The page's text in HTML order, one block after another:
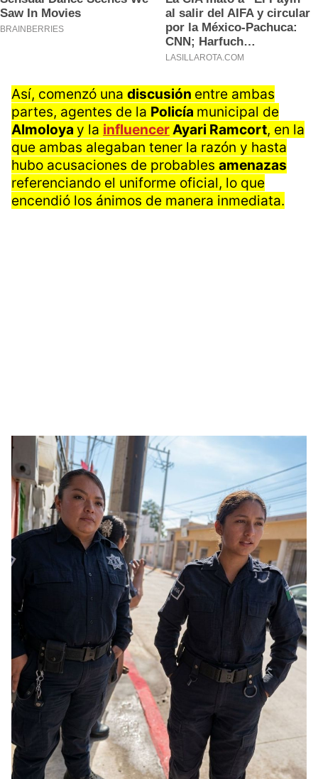
Así, comenzó una discusión entre ambas
partes, agentes de la Policía municipal de
Almoloya y la influencerAyari Ramcort, en la
que ambas alegaban tener la razón y hasta
hubo acusaciones de probables amenazas
referenciando el uniforme oficial, lo que
encendió los ánimos de manera inmediata.